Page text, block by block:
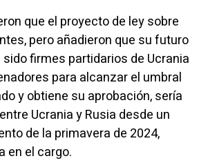
que el proyecto de ley sobre
pero añadieron que su futuro
firmes partidarios de Ucrania
para alcanzar el umbral
y obtiene su aprobación, sería
Ucrania y Rusia desde un
de la primavera de 2024,
en el cargo.